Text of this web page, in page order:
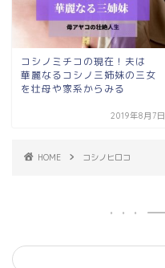
コシノミチコの現在！夫は
華麗なるコシノ三姉妹の三女
を壮母や家系からみる
2019年8月7日
HOME コシノヒロコ